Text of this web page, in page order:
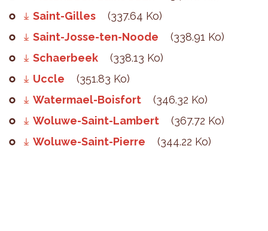
Saint-Gilles
(337.64 Ko)
Saint-Josse-ten-Noode
(338.91 Ko)
Schaerbeek
(338.13 Ko)
Uccle
(351.83 Ko)
Watermael-Boisfort
(346.32 Ko)
Woluwe-Saint-Lambert
(367.72 Ko)
Woluwe-Saint-Pierre
(344.22 Ko)